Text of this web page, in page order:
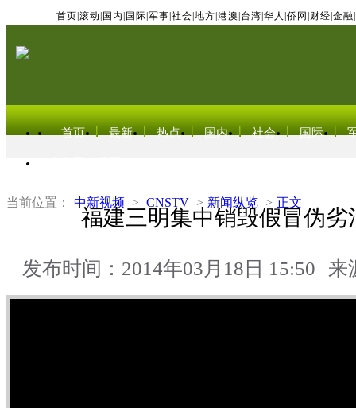
首页 滚动 国内 国际 军事 社会 地方 港澳 台湾 华人 侨网 财经 金融
首页 最新 热点 国内 社会 国际
当前位置： 中新视频 > CNSTV > 新闻纵览 > 正文
福建三明集中销毁假冒伪劣
发布时间：2014年03月18日 15:50 来